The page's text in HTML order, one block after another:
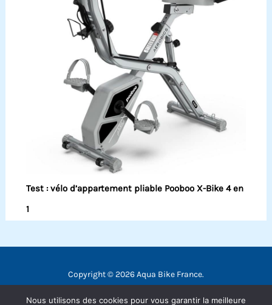
Test : vélo d’appartement pliable Pooboo X-Bike 4 en
1
Copyright © 2026 Aqua Bike France.
Contact
Nous utilisons des cookies pour vous garantir la meilleure